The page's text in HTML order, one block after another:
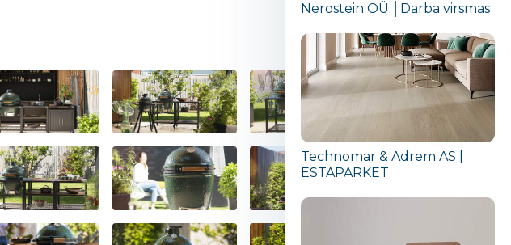
Nerostein OÜ │Darba virsmas
Technomar & Adrem AS |
ESTAPARKET